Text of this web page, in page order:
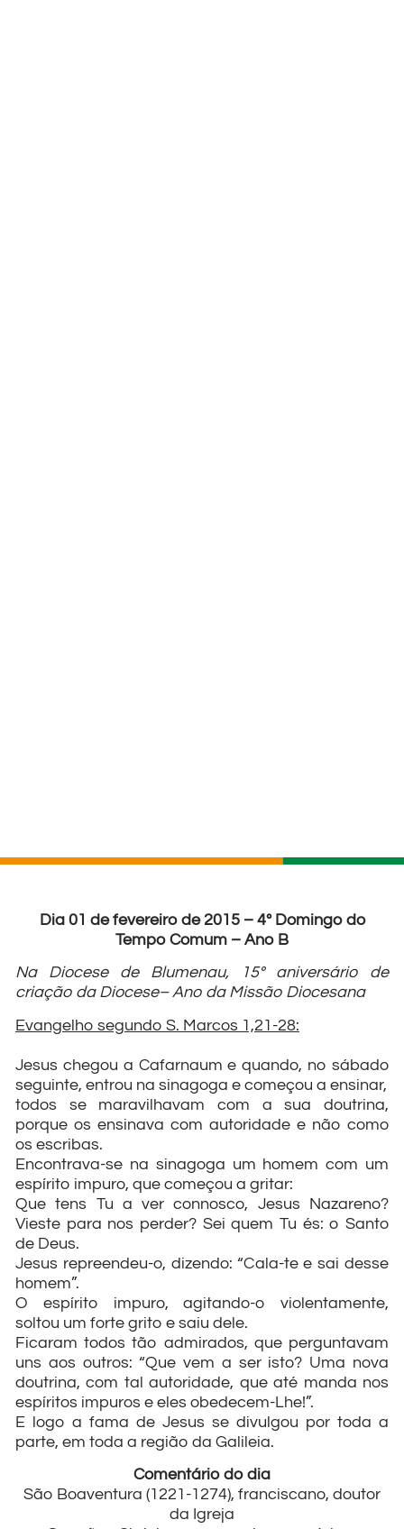
Dia 01 de fevereiro de 2015 – 4º Domingo do
Tempo Comum – Ano B
Na Diocese de Blumenau, 15º aniversário de
criação da Diocese– Ano da Missão Diocesana
Evangelho segundo S. Marcos 1,21-28:
Jesus chegou a Cafarnaum e quando, no sábado
seguinte, entrou na sinagoga e começou a ensinar,
todos se maravilhavam com a sua doutrina,
porque os ensinava com autoridade e não como
os escribas.
Encontrava-se na sinagoga um homem com um
espírito impuro, que começou a gritar:
Que tens Tu a ver connosco, Jesus Nazareno?
Vieste para nos perder? Sei quem Tu és: o Santo
de Deus.
Jesus repreendeu-o, dizendo: “Cala-te e sai desse
homem”.
O espírito impuro, agitando-o violentamente,
soltou um forte grito e saiu dele.
Ficaram todos tão admirados, que perguntavam
uns aos outros: “Que vem a ser isto? Uma nova
doutrina, com tal autoridade, que até manda nos
espíritos impuros e eles obedecem-Lhe!”.
E logo a fama de Jesus se divulgou por toda a
parte, em toda a região da Galileia.
Comentário do dia
São Boaventura (1221-1274), franciscano, doutor
da Igreja